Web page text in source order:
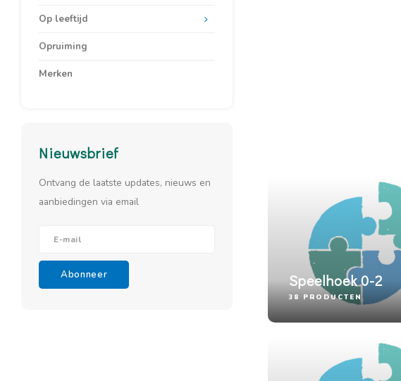
Op leeftijd
Opruiming
Merken
Nieuwsbrief
Ontvang de laatste updates, nieuws en
aanbiedingen via email
Abonneer Speelhoek 0-2
38 PRODUCTEN